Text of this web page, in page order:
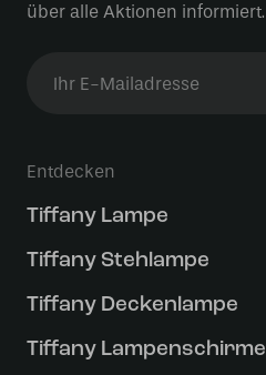
über alle Aktionen informiert.
Entdecken
Tiffany Lampe
Tiffany Stehlampe
Tiffany Deckenlampe
Tiffany Lampenschirme